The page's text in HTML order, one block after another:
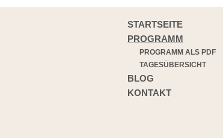
STARTSEITE
PROGRAMM
PROGRAMM ALS PDF
TAGESÜBERSICHT
BLOG
KONTAKT